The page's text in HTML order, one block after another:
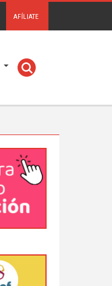
AFÍLIATE